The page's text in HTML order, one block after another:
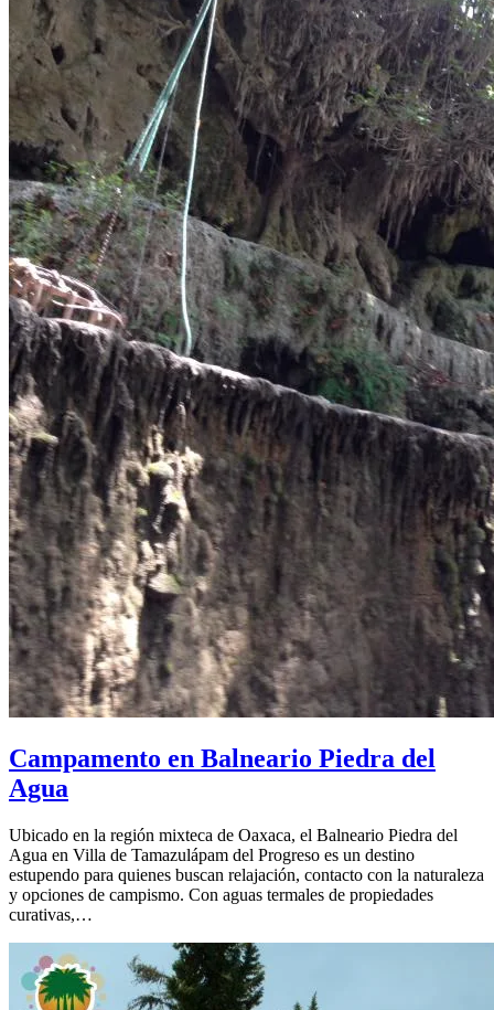
Campamento en Balneario Piedra del
Agua
Ubicado en la región mixteca de Oaxaca, el Balneario Piedra del
Agua en Villa de Tamazulápam del Progreso es un destino
estupendo para quienes buscan relajación, contacto con la naturaleza
y opciones de campismo. Con aguas termales de propiedades
curativas,…